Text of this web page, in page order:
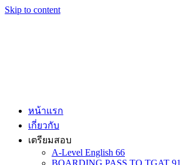
Skip to content
หน้าแรก
เกี่ยวกับ
เตรียมสอบ
A-Level English 66
BOARDING PASS TO TGAT 91